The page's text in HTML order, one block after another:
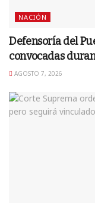
NACIÓN
Defensoría del
convocadas
AGOSTO 7, 2026